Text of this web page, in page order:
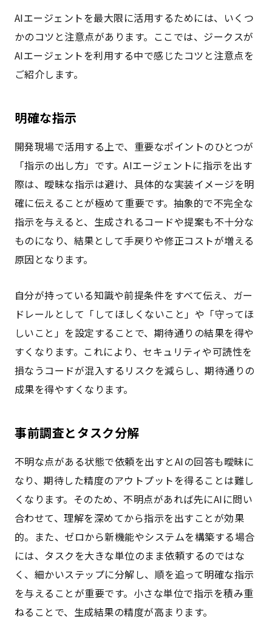
AIエージェントを最大限に活用するためには、いくつ
かのコツと注意点があります。ここでは、ジークスが
AIエージェントを利用する中で感じたコツと注意点を
ご紹介します。
明確な指示
開発現場で活用する上で、重要なポイントのひとつが
「指示の出し方」です。AIエージェントに指示を出す
際は、曖昧な指示は避け、具体的な実装イメージを明
確に伝えることが極めて重要です。抽象的で不完全な
指示を与えると、生成されるコードや提案も不十分な
ものになり、結果として手戻りや修正コストが増える
原因となります。
自分が持っている知識や前提条件をすべて伝え、ガー
ドレールとして「してほしくないこと」や「守ってほ
しいこと」を設定することで、期待通りの結果を得や
すくなります。これにより、セキュリティや可読性を
損なうコードが混入するリスクを減らし、期待通りの
成果を得やすくなります。
事前調査とタスク分解
不明な点がある状態で依頼を出すとAIの回答も曖昧に
なり、期待した精度のアウトプットを得ることは難し
くなります。そのため、不明点があれば先にAIに問い
合わせて、理解を深めてから指示を出すことが効果
的。また、ゼロから新機能やシステムを構築する場合
には、タスクを大きな単位のまま依頼するのではな
く、細かいステップに分解し、順を追って明確な指示
を与えることが重要です。小さな単位で指示を積み重
ねることで、生成結果の精度が高まります。